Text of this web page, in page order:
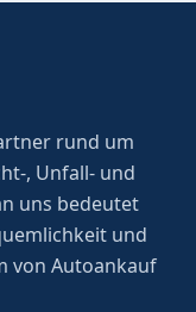
rund um
, Unfall- und
uns bedeutet
und
von Autoankauf